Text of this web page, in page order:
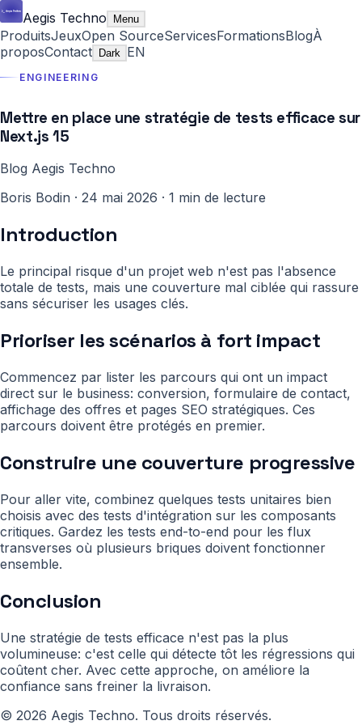
Aegis Techno Menu
ProduitsJeuxOpen SourceServicesFormationsBlogÀ
proposContact Dark EN
ENGINEERING
Mettre en place une stratégie de tests efficace sur
Next.js 15
Blog Aegis Techno
Boris Bodin · 24 mai 2026 · 1 min de lecture
Introduction
Le principal risque d'un projet web n'est pas l'absence
totale de tests, mais une couverture mal ciblée qui rassure
sans sécuriser les usages clés.
Prioriser les scénarios à fort impact
Commencez par lister les parcours qui ont un impact
direct sur le business: conversion, formulaire de contact,
affichage des offres et pages SEO stratégiques. Ces
parcours doivent être protégés en premier.
Construire une couverture progressive
Pour aller vite, combinez quelques tests unitaires bien
choisis avec des tests d'intégration sur les composants
critiques. Gardez les tests end-to-end pour les flux
transverses où plusieurs briques doivent fonctionner
ensemble.
Conclusion
Une stratégie de tests efficace n'est pas la plus
volumineuse: c'est celle qui détecte tôt les régressions qui
coûtent cher. Avec cette approche, on améliore la
confiance sans freiner la livraison.
© 2026 Aegis Techno. Tous droits réservés.